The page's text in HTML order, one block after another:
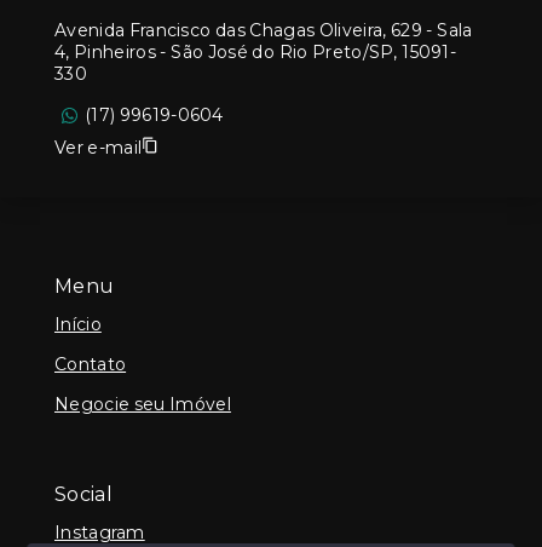
Menu
Início
Contato
Negocie seu Imóvel
Social
Instagram
Avenida Francisco das Chagas Oliveira, 629 - Sala
4, Pinheiros - São José do Rio Preto/SP, 15091-
330
(17) 99619-0604
Ver e-mail